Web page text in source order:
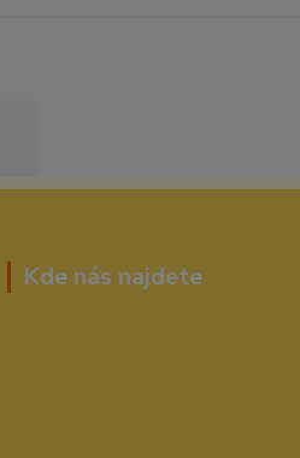
Kde nás najdete